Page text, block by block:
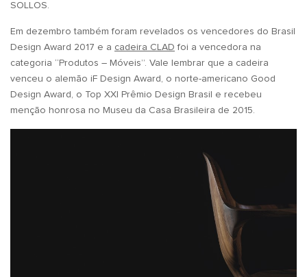
SOLLOS.
Em dezembro também foram revelados os vencedores do Brasil
Design Award 2017 e a cadeira CLAD foi a vencedora na
categoria “Produtos – Móveis”. Vale lembrar que a cadeira
venceu o alemão iF Design Award, o norte-americano Good
Design Award, o Top XXI Prêmio Design Brasil e recebeu
menção honrosa no Museu da Casa Brasileira de 2015.